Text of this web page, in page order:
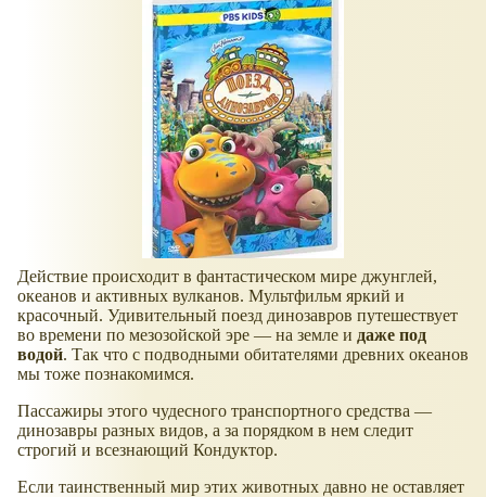
Действие происходит в фантастическом мире джунглей,
океанов и активных вулканов. Мультфильм яркий и
красочный. Удивительный поезд динозавров путешествует
во времени по мезозойской эре — на земле и даже под
водой. Так что с подводными обитателями древних океанов
мы тоже познакомимся.
Пассажиры этого чудесного транспортного средства —
динозавры разных видов, а за порядком в нем следит
строгий и всезнающий Кондуктор.
Если таинственный мир этих животных давно не оставляет